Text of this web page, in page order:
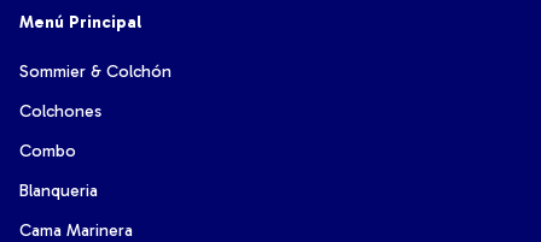
Menú Principal
Sommier & Colchón
Colchones
Combo
Blanqueria
Cama Marinera